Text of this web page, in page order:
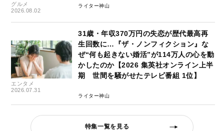
グルメ
2026.08.02
ライター神山
エンタメ
2026.07.31
31歳・年収370万円の失恋が歴代最高再
生回数に…『ザ・ノンフィクション』な
ぜ“何も起きない婚活”が114万人の心を動
かしたのか【2026 集英社オンライン上半
期 世間を騒がせたテレビ番組 1位】
ライター神山
特集一覧を見る